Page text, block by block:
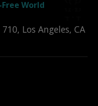
World
, Los Angeles, CA